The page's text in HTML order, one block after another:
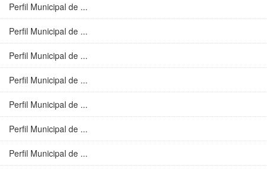
Perfil Municipal de ...
Perfil Municipal de ...
Perfil Municipal de ...
Perfil Municipal de ...
Perfil Municipal de ...
Perfil Municipal de ...
Perfil Municipal de ...